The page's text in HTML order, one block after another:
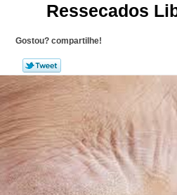
Ressecados
Gostou? compartilhe!